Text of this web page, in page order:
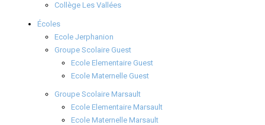
Collège Les Vallées
Écoles
Ecole Jerphanion
Groupe Scolaire Guest
Ecole Elementaire Guest
Ecole Maternelle Guest
Groupe Scolaire Marsault
Ecole Elementaire Marsault
Ecole Maternelle Marsault